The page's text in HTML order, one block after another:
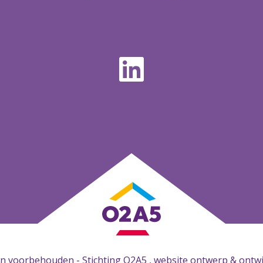
voorbehouden - Stichting O2A5 , website ontwerp &